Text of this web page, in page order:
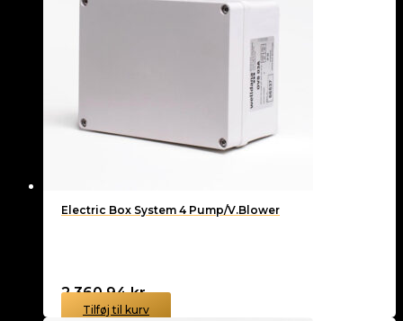
Electric Box System 4 Pump/V.Blower
2.360,94kr.
Tilføj til kurv